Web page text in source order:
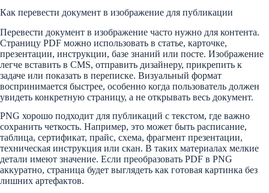
Как перевести документ в изображение для публикации
Перевести документ в изображение часто нужно для контента.
Страницу PDF можно использовать в статье, карточке,
презентации, инструкции, базе знаний или посте. Изображение
легче вставить в CMS, отправить дизайнеру, прикрепить к
задаче или показать в переписке. Визуальный формат
воспринимается быстрее, особенно когда пользователь должен
увидеть конкретную страницу, а не открывать весь документ.
PNG хорошо подходит для публикаций с текстом, где важно
сохранить четкость. Например, это может быть расписание,
таблица, сертификат, прайс, схема, фрагмент презентации,
техническая инструкция или скан. В таких материалах мелкие
детали имеют значение. Если преобразовать PDF в PNG
аккуратно, страница будет выглядеть как готовая картинка без
лишних артефактов.